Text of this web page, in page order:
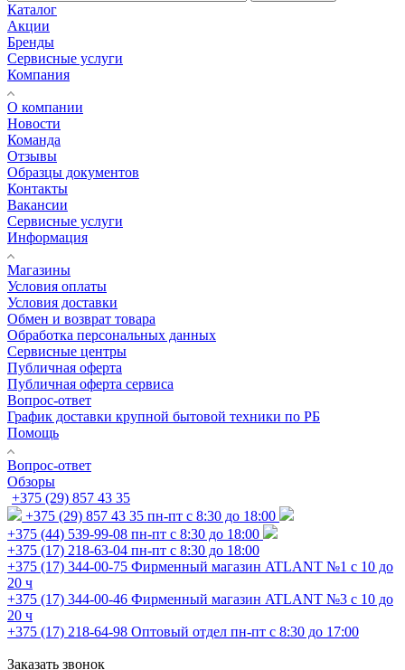
Каталог
Акции
Бренды
Сервисные услуги
Компания
О компании
Новости
Команда
Отзывы
Образцы документов
Контакты
Вакансии
Сервисные услуги
Информация
Магазины
Условия оплаты
Условия доставки
Обмен и возврат товара
Обработка персональных данных
Сервисные центры
Публичная оферта
Публичная оферта сервиса
Вопрос-ответ
График доставки крупной бытовой техники по РБ
Помощь
Вопрос-ответ
Обзоры
+375 (29) 857 43 35
+375 (29) 857 43 35 пн-пт с 8:30 до 18:00
+375 (44) 539-99-08 пн-пт с 8:30 до 18:00
+375 (17) 218-63-04 пн-пт с 8:30 до 18:00
+375 (17) 344-00-75 Фирменный магазин ATLANT №1 с 10 до
20 ч
+375 (17) 344-00-46 Фирменный магазин ATLANT №3 с 10 до
20 ч
+375 (17) 218-64-98 Оптовый отдел пн-пт с 8:30 до 17:00
Заказать звонок